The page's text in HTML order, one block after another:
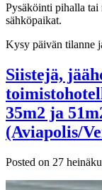
Pysäköinti pihalla tai
sähköpaikat.
Kysy päivän tilanne
Siistejä,
35m2 ja
(Aviapolis/
Posted on 27